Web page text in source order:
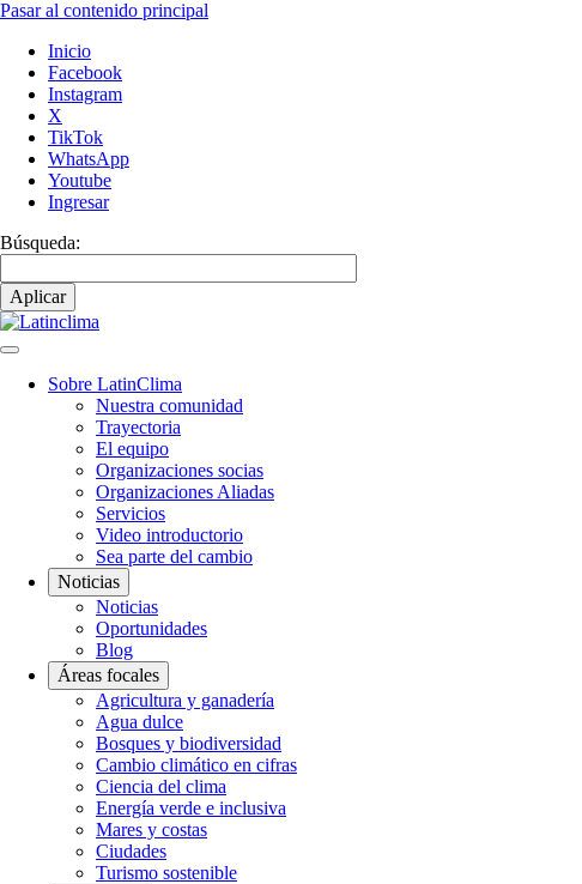
Pasar al contenido principal
Inicio
Facebook
Instagram
X
TikTok
WhatsApp
Youtube
Ingresar
Búsqueda:
Navegación
Sobre LatinClima
Nuestra comunidad
Trayectoria
El equipo
Organizaciones socias
Organizaciones Aliadas
Servicios
Video introductorio
Sea parte del cambio
Noticias
Noticias
Oportunidades
Blog
Áreas focales
Agricultura y ganadería
Agua dulce
Bosques y biodiversidad
Cambio climático en cifras
Ciencia del clima
Energía verde e inclusiva
Mares y costas
Ciudades
Turismo sostenible